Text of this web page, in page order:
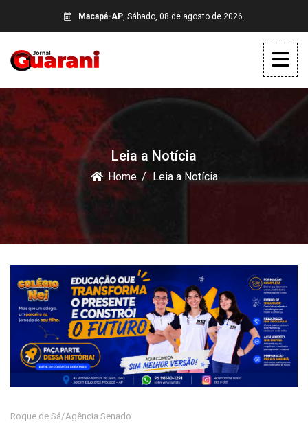
Macapá-AP, Sábado, 08 de agosto de 2026.
Leia a Notícia
Home Leia a Notícia
Roque de Sá/Agência Senado